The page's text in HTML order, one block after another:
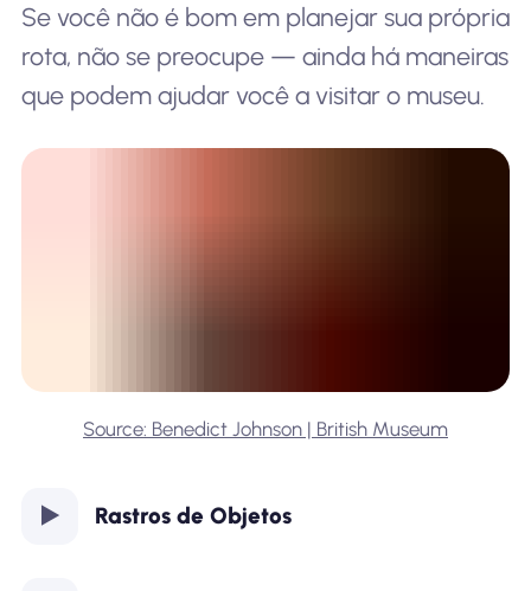
Se você não é bom em planejar sua própria
rota, não se preocupe — ainda há maneiras
que podem ajudar você a visitar o museu.
Source: Benedict Johnson | British Museum
Rastros de Objetos